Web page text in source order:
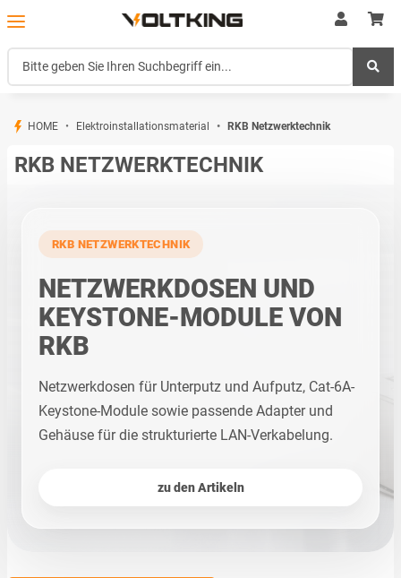
HOME Elektroinstallationsmaterial RKB Netzwerktechnik
RKB NETZWERKTECHNIK
RKB NETZWERKTECHNIK
NETZWERKDOSEN UND
KEYSTONE-MODULE VON
RKB
Netzwerkdosen für Unterputz und Aufputz, Cat-6A-
Keystone-Module sowie passende Adapter und
Gehäuse für die strukturierte LAN-Verkabelung.
zu den Artikeln